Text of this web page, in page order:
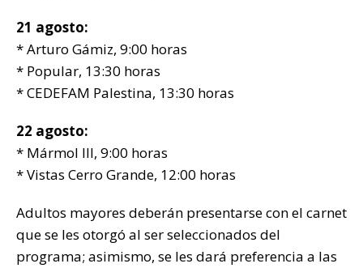
21 agosto:
* Arturo Gámiz, 9:00 horas
* Popular, 13:30 horas
* CEDEFAM Palestina, 13:30 horas
22 agosto:
* Mármol III, 9:00 horas
* Vistas Cerro Grande, 12:00 horas
Adultos mayores deberán presentarse con el carnet
que se les otorgó al ser seleccionados del
programa; asimismo, se les dará preferencia a las